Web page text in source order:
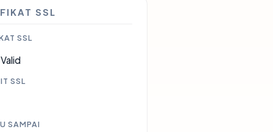
SSL
SSL
SSL
SAMPAI